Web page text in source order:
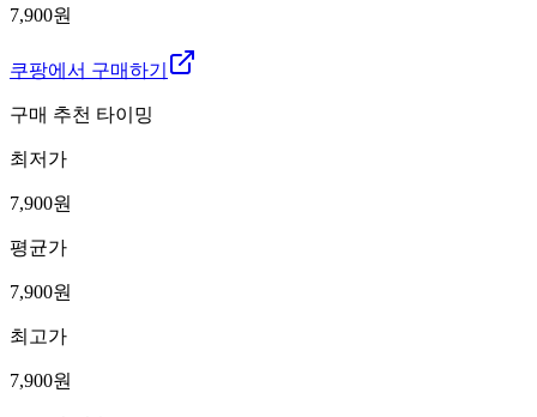
7,900원
쿠팡에서 구매하기
구매 추천 타이밍
최저가
7,900원
평균가
7,900원
최고가
7,900원